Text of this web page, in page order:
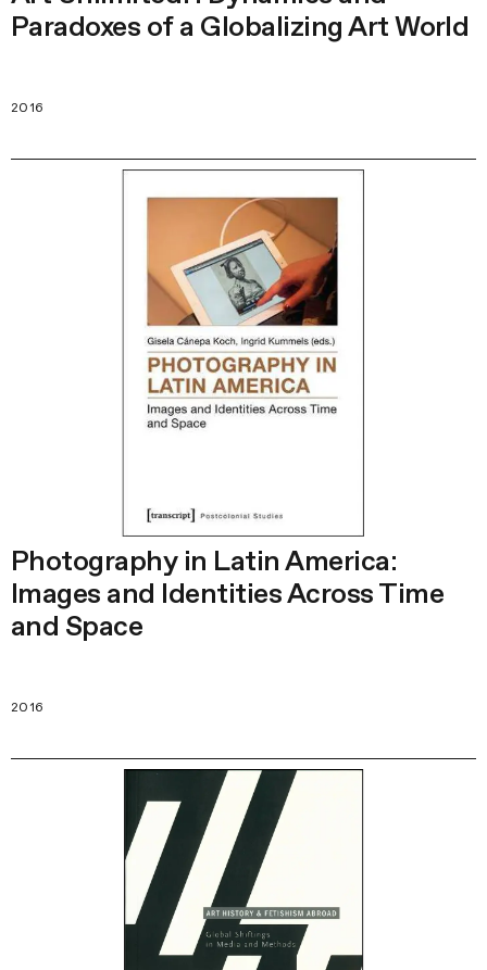
Paradoxes of a Globalizing Art World
2016
Photography in Latin America:
Images and Identities Across Time
and Space
2016